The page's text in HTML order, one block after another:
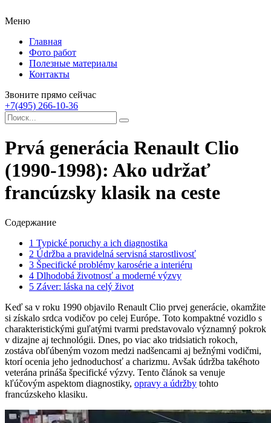
Меню
Главная
Фото работ
Полезные материалы
Контакты
Звоните прямо сейчас
+7(495) 266-10-36
Prvá generácia Renault Clio
(1990-1998): Ako udržať
francúzsky klasik na ceste
Содержание
1 Typické poruchy a ich diagnostika
2 Údržba a pravidelná servisná starostlivosť
3 Špecifické problémy karosérie a interiéru
4 Dlhodobá životnosť a moderné výzvy
5 Záver: láska na celý život
Keď sa v roku 1990 objavilo Renault Clio prvej generácie, okamžite
si získalo srdca vodičov po celej Európe. Toto kompaktné vozidlo s
charakteristickými guľatými tvarmi predstavovalo významný pokrok
v dizajne aj technológii. Dnes, po viac ako tridsiatich rokoch,
zostáva obľúbeným vozom medzi nadšencami aj bežnými vodičmi,
ktorí ocenia jeho jednoduchosť a charizmu. Avšak údržba takéhoto
veterána prináša špecifické výzvy. Tento článok sa venuje
kľúčovým aspektom diagnostiky, opravy a údržby tohto
francúzskeho klasiku.